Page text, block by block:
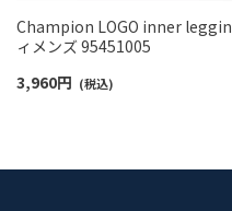
Champion LOGO inner
ィメンズ 95451005
3,960円 (税込)